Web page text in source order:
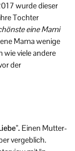
wurde dieser
Tochter
eine Mami
Mama wenige
wie viele andere
der
Einen Mutter-
vergeblich.